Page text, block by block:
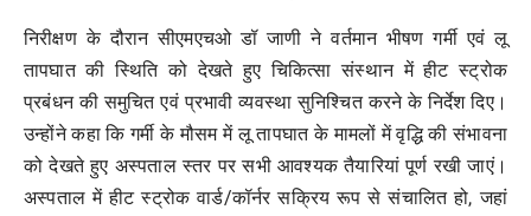
निरीक्षण के दौरान सीएमएचओ डॉ जाणी ने वर्तमान भीषण गर्मी एवं लू
तापघात की स्थिति को देखते हुए चिकित्सा संस्थान में हीट स्ट्रोक
प्रबंधन की समुचित एवं प्रभावी व्यवस्था सुनिश्चित करने के निर्देश दिए।
उन्होंने कहा कि गर्मी के मौसम में लू तापघात के मामलों में वृद्धि की संभावना
को देखते हुए अस्पताल स्तर पर सभी आवश्यक तैयारियां पूर्ण रखी जाएं।
अस्पताल में हीट स्ट्रोक वार्ड/कॉर्नर सक्रिय रूप से संचालित हो, जहां